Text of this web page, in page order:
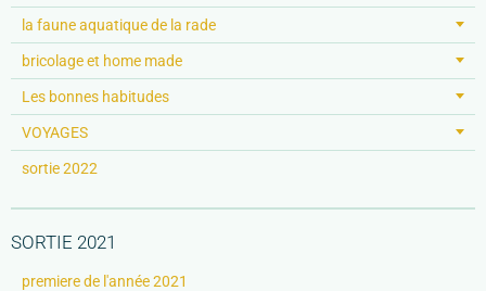
la faune aquatique de la rade
bricolage et home made
Les bonnes habitudes
VOYAGES
sortie 2022
SORTIE 2021
premiere de l'année 2021